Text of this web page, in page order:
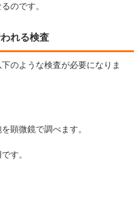
のです。
れる検査
のような検査が必要になりま
顕微鏡で調べます。
す。